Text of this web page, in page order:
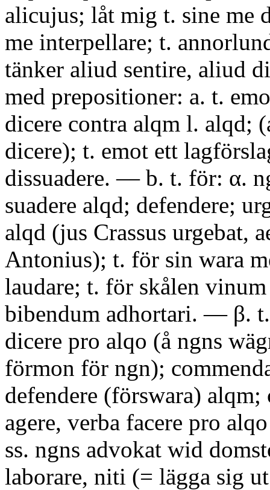
alicujus; låt mig t. sine me
me interpellare; t.
tänker aliud sentire, aliud
med prepositioner: a. t.
dicere contra alqm l. alqd;
dicere); t. emot ett
dissuadere. — b. t. för: α.
suadere alqd; defendere;
alqd (jus Crassus urgebat,
Antonius); t. för sin wara
laudare; t. för skålen
bibendum adhortari. — β.
dicere pro alqo (å ngns
förmon för ngn);
defendere (förswara) alqm;
agere, verba facere pro
ss. ngns advokat wid
laborare, niti (= lägga sig